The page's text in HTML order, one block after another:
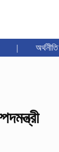
| অর্থনীতি